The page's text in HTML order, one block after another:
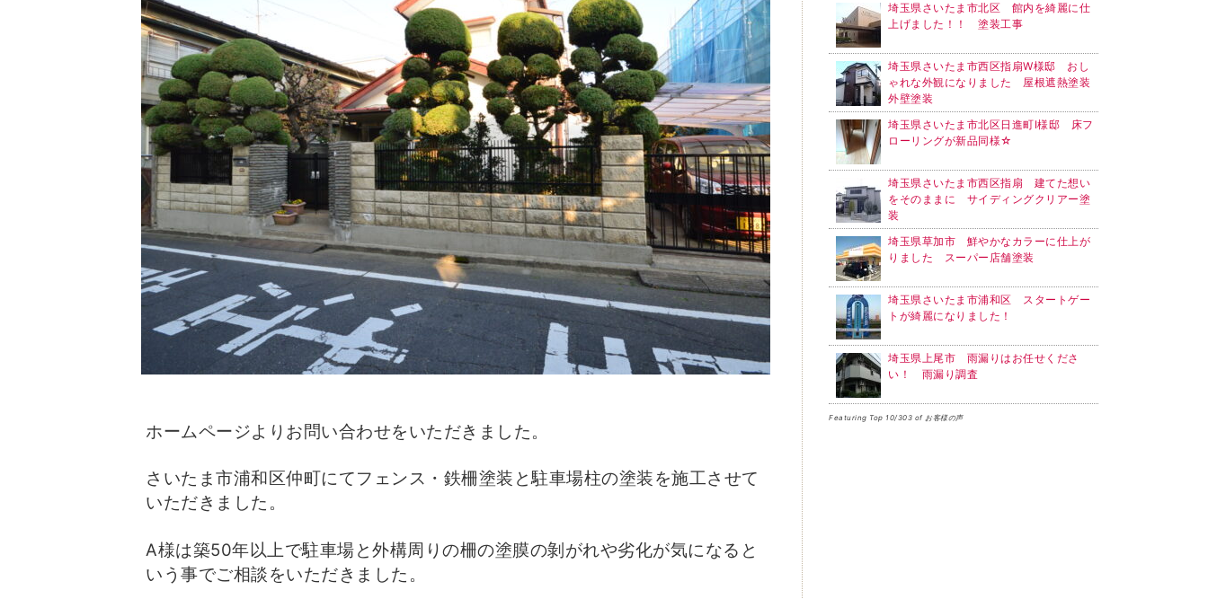
ホームページよりお問い合わせをいただきました。
さいたま市浦和区仲町にてフェンス・鉄柵塗装と駐車場柱の塗装を施工させて
いただきました。
A様は築50年以上で駐車場と外構周りの柵の塗膜の剝がれや劣化が気になると
いう事でご相談をいただきました。
埼玉県さいたま市北区 館内を綺麗に仕
上げました！！ 塗装工事
埼玉県さいたま市西区指扇W様邸 おし
ゃれな外観になりました 屋根遮熱塗装
外壁塗装
埼玉県さいたま市北区日進町I様邸 床フ
ローリングが新品同様☆
埼玉県さいたま市西区指扇 建てた想い
をそのままに サイディングクリアー塗
装
埼玉県草加市 鮮やかなカラーに仕上が
りました スーパー店舗塗装
埼玉県さいたま市浦和区 スタートゲー
トが綺麗になりました！
埼玉県上尾市 雨漏りはお任せくださ
い！ 雨漏り調査
Featuring Top 10/303 of お客様の声